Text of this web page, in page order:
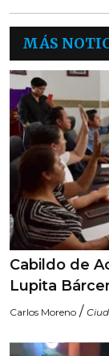
MÁS
Cabildo de
Lupita
Carlos Moreno /